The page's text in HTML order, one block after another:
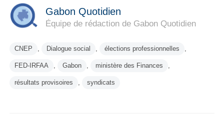
Gabon Quotidien
Équipe de rédaction de Gabon Quotidien
CNEP Dialogue social élections professionnelles
FED-IRFAA Gabon ministère des Finances
résultats provisoires syndicats